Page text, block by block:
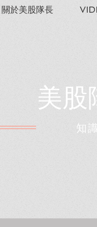
關於美股隊長
美股
知